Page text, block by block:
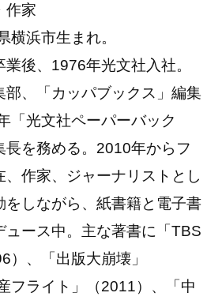
作家
横浜市生まれ。
後、1976年光文社入社。
部、「カッパブックス」編集
「光文社ペーパーバック
長を務める。2010年からフ
、作家、ジャーナリストとし
をしながら、紙書籍と電子書
ュース中。主な著書に「TBS
）、「出版大崩壊」
フライト」（2011）、「中